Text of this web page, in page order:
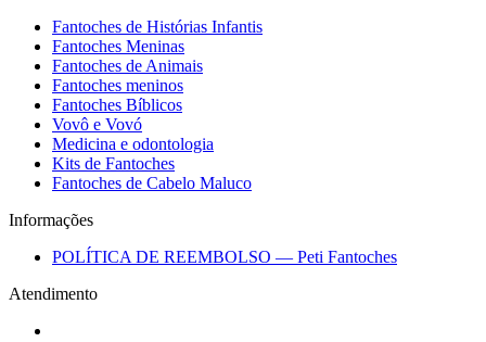
Fantoches de Histórias Infantis
Fantoches Meninas
Fantoches de Animais
Fantoches meninos
Fantoches Bíblicos
Vovô e Vovó
Medicina e odontologia
Kits de Fantoches
Fantoches de Cabelo Maluco
Informações
POLÍTICA DE REEMBOLSO — Peti Fantoches
Atendimento